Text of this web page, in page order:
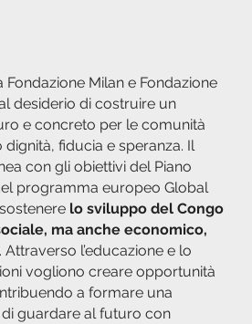
Milan e Fondazione
desiderio di costruire un
e concreto per le comunità
fiducia e speranza. Il
con gli obiettivi del Piano
programma europeo Global
lo sviluppo del Congo
ma anche economico,
. Attraverso l’educazione e lo
vogliono creare opportunità
a formare una
guardare al futuro con